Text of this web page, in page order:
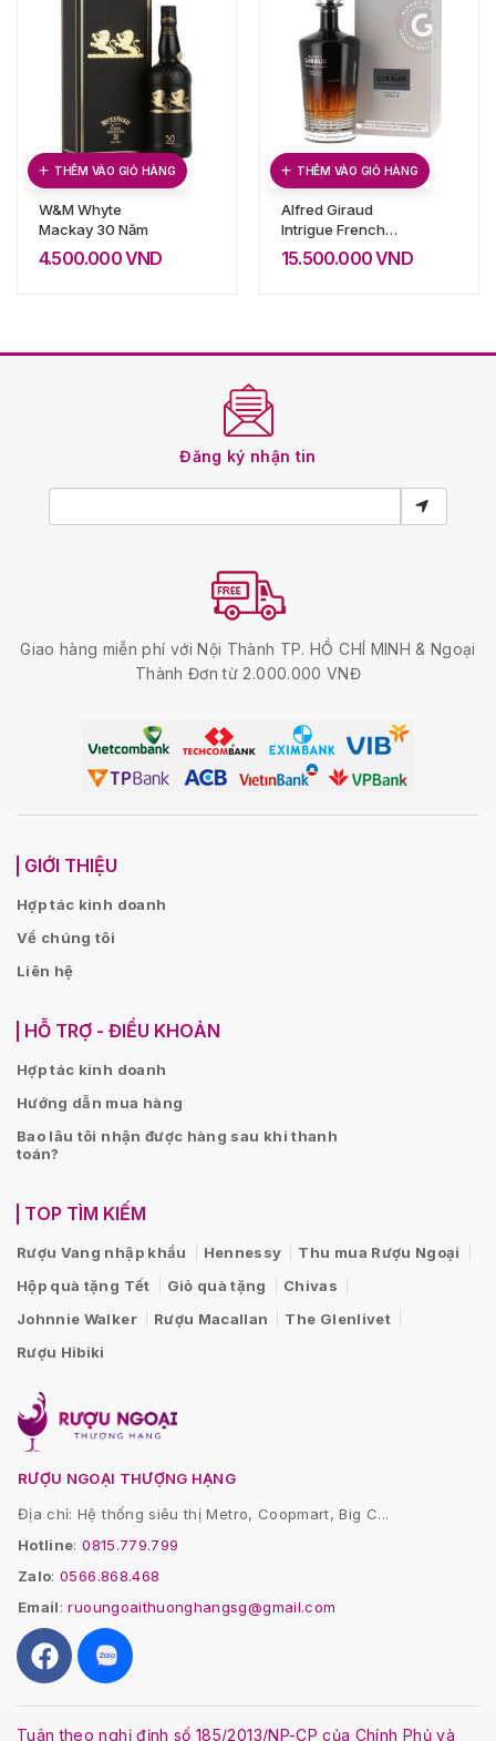
THÊM VÀO GIỎ HÀNG
W&M Whyte
Mackay 30 Năm
4.500.000VND
THÊM VÀO GIỎ HÀNG
Alfred Giraud
Intrigue French
Malt Whisky
15.500.000VND
Đăng ký nhận tin
Giao hàng miễn phí với Nội Thành TP. HỒ CHÍ MINH & Ngoại
Thành Đơn từ 2.000.000 VNĐ
GIỚI THIỆU
Hợp tác kinh doanh
Về chúng tôi
Liên hệ
HỖ TRỢ - ĐIỀU KHOẢN
Hợp tác kinh doanh
Hướng dẫn mua hàng
Bao lâu tôi nhận được hàng sau khi thanh
toán?
TOP TÌM KIẾM
Rượu Vang nhập khẩu Hennessy
Thu mua Rượu Ngoại
Hộp quà tặng Tết
Giỏ quà tặng
Chivas
Johnnie Walker
Rượu Macallan
The Glenlivet
Rượu Hibiki
RƯỢU NGOẠI THƯỢNG HẠNG
Địa chỉ: Hệ thống siêu thị Metro, Coopmart, Big C...
Hotline:0815.779.799
Zalo:0566.868.468
Email:ruoungoaithuonghangsg@gmail.com
Tuân theo nghị định số 185/2013/NP-CP của Chính Phủ và